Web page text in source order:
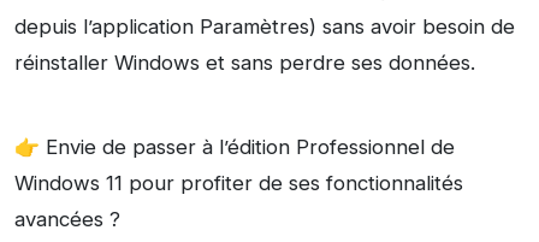
depuis l’application Paramètres) sans avoir besoin de
réinstaller Windows et sans perdre ses données.
👉 Envie de passer à l’édition Professionnel de
Windows 11 pour profiter de ses fonctionnalités
avancées ?